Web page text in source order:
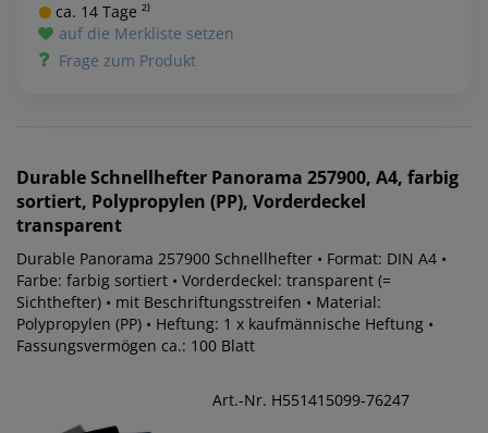
ca. 14 Tage ²⁾
auf die Merkliste setzen
Frage zum Produkt
DurableSchnellhefter Panorama 257900, A4, farbig
sortiert, Polypropylen (PP), Vorderdeckel
transparent
Durable Panorama 257900 Schnellhefter • Format: DIN A4 •
Farbe: farbig sortiert • Vorderdeckel: transparent (=
Sichthefter) • mit Beschriftungsstreifen • Material:
Polypropylen (PP) • Heftung: 1 x kaufmännische Heftung •
Fassungsvermögen ca.: 100 Blatt
Art.-Nr. H551415099-76247